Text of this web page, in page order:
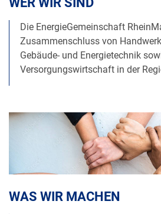
Die EnergieGemeinschaft
Zusammenschluss von
Gebäude- und Energietechnik
Versorgungswirtschaft in der
WAS WIR MACHEN